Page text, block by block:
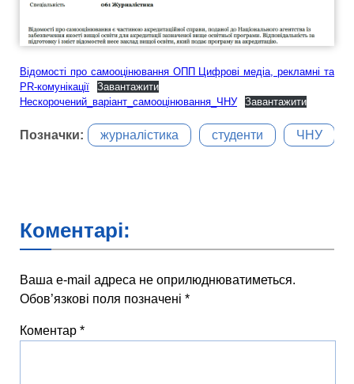
Відомості про самооцінювання ОПП Цифрові медіа, рекламні та
PR-комунікації
Завантажити
Нескорочений_варіант_самооцінювання_ЧНУ
Завантажити
Позначки: журналістика студенти ЧНУ
Коментарі:
Ваша e-mail адреса не оприлюднюватиметься.
Обов’язкові поля позначені *
Коментар *